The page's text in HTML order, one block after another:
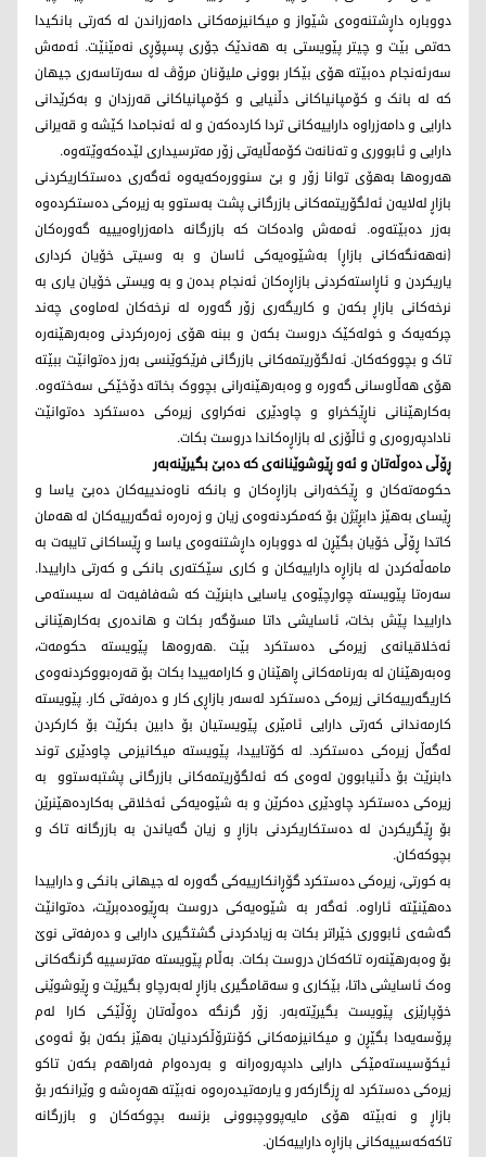
دووبارە داڕشتنەوەی شێواز و میکانیزمەکانی دامەزراندن لە کەرتی بانکیدا
حەتمی بێت و چیتر پێویستی بە هەندێک جۆری پسپۆڕی نەمێنێت. ئەمەش
سەرئەنجام دەبێتە هۆی بێکار بوونی ملیۆنان مرۆڤ لە سەرتاسەری جیهان
کە لە بانک و کۆمپانیاکانی دڵنیایی و کۆمپانیاکانی قەرزدان و بەکرێدانی
دارایی و دامەزراوە داراییەکانی تردا کاردەکەن و لە ئەنجامدا کێشە و قەیرانی
دارایی و ئابووری و تەنانەت کۆمەڵایەتی زۆر مەترسیداری لێدەکەوێتەوە.
هەروەها بەهۆی توانا زۆر و بێ سنوورەکەیەوە ئەگەری دەستکاریکردنی
بازاڕ لەلایەن ئەلگۆریتمەکانی بازرگانی پشت بەستوو بە زیرەکی دەستکردەوە
بەزر دەبێتەوە. ئەمەش وادەکات کە بازرگانە دامەزراوەیییە گەورەکان
(نەهەنگەکانی بازاڕ) بەشێوەیەکی ئاسان و بە وسیتی خۆیان کرداری
یاریکردن و ئاڕاستەکردنی بازاڕەکان ئەنجام بدەن و بە ویستی خۆیان یاری بە
نرخەکانی بازاڕ بکەن و کاریگەری زۆر گەورە لە نرخەکان لەماوەی چەند
چرکەیەک و خولەکێک دروست بکەن و ببنە هۆی زەرەرکردنی وەبەرهێنەرە
تاک و بچووکەکان. ئەلگۆریتمەکانی بازرگانی فرێکوێنسی بەرز دەتوانێت ببێتە
هۆی هەڵاوسانی گەورە و وەبەرهێنەرانی بچووک بخاتە دۆخێکی سەختەوە.
بەکارهێنانی ناڕێکخراو و چاودێری نەکراوی زیرەکی دەستکرد دەتوانێت
نادادپەروەری و ئاڵۆزی لە بازاڕەکاندا دروست بکات.
ڕۆڵی دەوڵەتان و ئەو ڕێوشوێنانەی کە دەبێ بگیرێنەبەر
حکومەتەکان و ڕێکخەرانی بازاڕەکان و بانکە ناوەندییەکان دەبێ یاسا و
ڕێسای بەهێز دابڕێژن بۆ کەمکردنەوەی زیان و زەرەرە ئەگەرییەکان لە هەمان
کاتدا ڕۆڵی خۆیان بگێڕن لە دووبارە داڕشتنەوەی یاسا و ڕێساکانی تایبەت بە
مامەڵەکردن لە بازاڕە داراییەکان و کاری سێکتەری بانکی و کەرتی داراییدا.
سەرەتا پێویستە چوارچێوەی یاسایی دابنرێت کە شەفافیەت لە سیستەمی
داراییدا پێش بخات، ئاسایشی داتا مسۆگەر بکات و هاندەری بەکارهێنانی
ئەخلاقیانەی زیرەکی دەستکرد بێت .هەروەها پێویستە حکومەت،
وەبەرهێنان لە بەرنامەکانی ڕاهێنان و کارامەییدا بکات بۆ قەرەبووکردنەوەی
کاریگەرییەکانی زیرەکی دەستکرد لەسەر بازاڕی کار و دەرفەتی کار. پێویستە
کارمەندانی کەرتی دارایی ئامێری پێویستیان بۆ دابین بکرێت بۆ کارکردن
لەگەڵ زیرەکی دەستکرد. لە کۆتاییدا، پێویستە میکانیزمی چاودێری توند
دابنرێت بۆ دڵنیابوون لەوەی کە ئەلگۆریتمەکانی بازرگانی پشتبەستوو بە
زیرەکی دەستکرد چاودێری دەکرێن و بە شێوەیەکی ئەخلاقی بەکاردەهێنرێن
بۆ ڕێگریکردن لە دەستکاریکردنی بازاڕ و زیان گەیاندن بە بازرگانە تاک و
بچوکەکان.
بە کورتی، زیرەکی دەستکرد گۆڕانکارییەکی گەورە لە جیهانی بانکی و داراییدا
دەهێنێتە ئاراوە. ئەگەر بە شێوەیەکی دروست بەڕێوەدەبرێت، دەتوانێت
گەشەی ئابووری خێراتر بکات بە زیادکردنی گشتگیری دارایی و دەرفەتی نوێ
بۆ وەبەرهێنەرە تاکەکان دروست بکات. بەڵام پێویستە مەترسییە گرنگەکانی
وەک ئاسایشی داتا، بێکاری و سەقامگیری بازاڕ لەبەرچاو بگیرێت و ڕێوشوێنی
خۆپارێزی پێویست بگیرێتەبەر. زۆر گرنگە دەوڵەتان ڕۆڵێکی کارا لەم
پرۆسەیەدا بگێڕن و میکانیزمەکانی کۆنترۆڵکردنیان بەهێز بکەن بۆ ئەوەی
ئیکۆسیستەمێکی دارایی دادپەروەرانە و بەردەوام فەراهەم بکەن تاکو
زیرەکی دەستکرد لە ڕزگارکەر و یارمەتیدەرەوە نەبێتە هەڕەشە و وێرانکەر بۆ
بازاڕ و نەبێتە هۆی مایەپووچبوونی بزنسە بچوکەکان و بازرگانە
تاکەکەسییەکانی بازاڕە داراییەکان.